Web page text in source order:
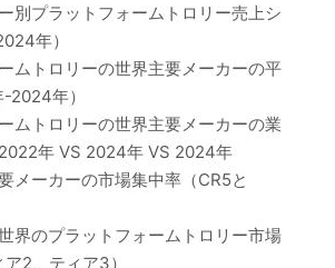
別プラットフォームトロリー売上シ
年）
ムトロリーの世界主要メーカーの平
2024年）
ムトロリーの世界主要メーカーの業
年 VS 2024年 VS 2024年
メーカーの市場集中率（CR5と
界のプラットフォームトロリー市場
ア2、ティア3）